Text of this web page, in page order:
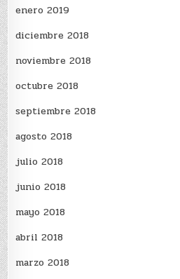
enero 2019
diciembre 2018
noviembre 2018
octubre 2018
septiembre 2018
agosto 2018
julio 2018
junio 2018
mayo 2018
abril 2018
marzo 2018